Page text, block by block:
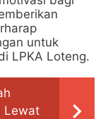
untuk
LPKA Loteng.
Lewat